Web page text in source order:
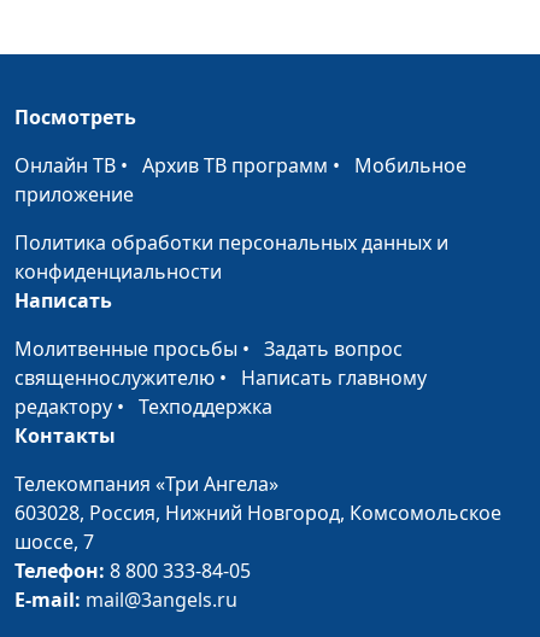
Дмитрий Булатов,
Жизнь с Богом в Ветхом и
Новом Заветах
доктор
Смысл жизни и жизненное
предназначение
Юлия Синицына,
Дмитрий Булатов,
Депрессия и вера в Бога
Юлия Синицына,
Посмотреть
Онлайн ТВ • Архив ТВ программ • Мобильное
приложение
Политика обработки персональных данных и
конфиденциальности
Написать
Молитвенные просьбы • Задать вопрос
священнослужителю • Написать главному
редактору • Техподдержка
Контакты
Телекомпания «Три Ангела»
603028, Россия, Нижний Новгород, Комсомольское
шоссе, 7
Телефон: 8 800 333-84-05
E-mail: mail@3angels.ru